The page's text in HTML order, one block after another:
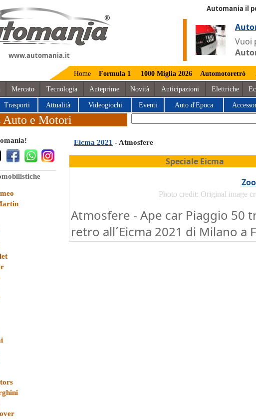
www.automania.it
Automania il
Vuoi
Home Formula 1 1000 Miglia 2026 Automotoretrò
Mercato Tecnologia Anteprime Novità Anticipazioni Elettriche
Trasporti Attualità Videogiochi Eventi Auto d'Epoca
Auto e Motori
Eicma 2021 - Atmosfere
Speciale Eicma
Photo credit: Original image
Atmosfere - Ape car Piaggio 50
retro all´Eicma 2021 di Milano a